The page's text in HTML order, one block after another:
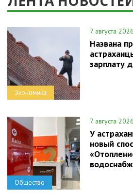
Экономика
7 августа
Названа
зарплату
Общество
7 августа
У
новый